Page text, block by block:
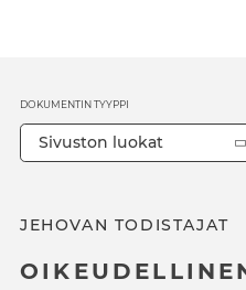
JEHOVAN TODISTAJAT
DOKUMENTIN TYYPPI
Sivuston luokat